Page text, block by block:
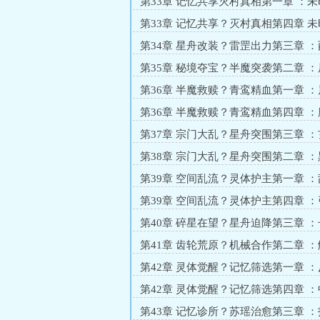
院子？记忆共享筹备
第33章 记忆共享？灭村真相第四章
械族支援与船骸方向
第34章 星舟改装？雷罡出力第三章
星舟试航？能力磨合
第35章 秘境夺宝？半魔突袭第二章
半魔突袭？刻意留手
第36章 半魔救赎？青鸾精血第一章
峙？暗刃藏锋
第36章 半魔救赎？青鸾精血第四章
牌？团队初合
第37章 宗门大乱？星舟突围第三章
锁？血脉为钥
第38章 宗门大乱？星舟突围第二章
链？船漏危机
第39章 空间乱流？灵体护主第一章
船？灵翼垂危
第39章 空间乱流？灵体护主第四章
火？迫降前奏
第40章 碎星在望？星舟迫降第三章
援？修船谈价
第41章 齿轮荒原？机械合作第二章
忆？能量过载
第42章 灵体觉醒？记忆筛选第一章
场？指尖凝实
第42章 灵体觉醒？记忆筛选第四章
追？诊所伏笔
第43章 记忆诊所？苏瑶治愈第三章